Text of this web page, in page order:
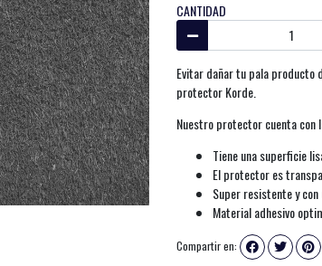
CANTIDAD
Evitar dañar tu pala producto
protector Korde.
Nuestro protector cuenta
Tiene una superficie
El protector es
Super resistente y
Material adhesivo
Compartir en: